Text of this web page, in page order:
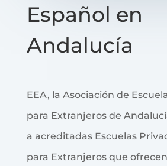
Español en
Andalucía
EEA, la Asociación de
para Extranjeros de
a acreditadas Escuelas
para Extranjeros que